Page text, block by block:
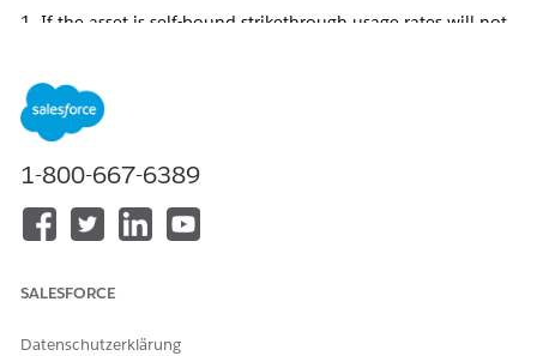
1. If the asset is self-bound strikethrough usage rates will not
2. If the asset is bound to a target, the strikethrough usage
rates will be visible on the Assets page.
3. This is an expected behaviour.
Usage Rate without self bound:
1-800-667-6389
SALESFORCE
Datenschutzerklärung